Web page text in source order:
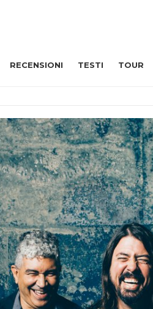
RECENSIONI TESTI TOUR